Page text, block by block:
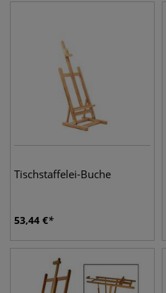
Tischstaffelei-Buche
53,44 €